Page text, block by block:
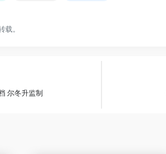
。
尔冬升监制